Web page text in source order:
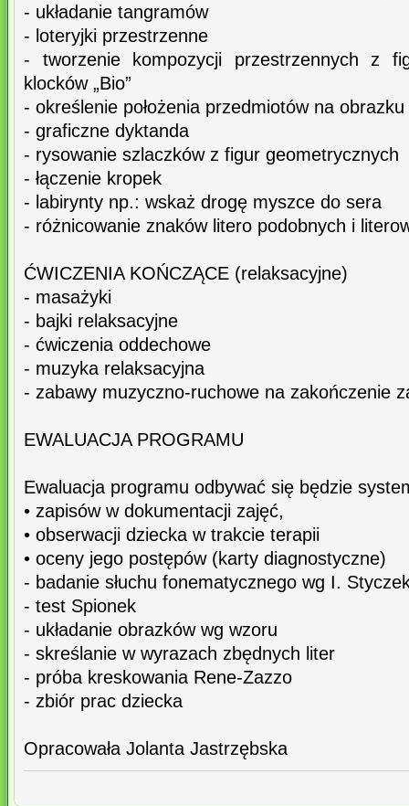
- układanie tangramów
- loteryjki przestrzenne
- tworzenie kompozycji przestrzennych z
klocków „Bio”
- określenie położenia przedmiotów na obrazku
- graficzne dyktanda
- rysowanie szlaczków z figur geometrycznych
- łączenie kropek
- labirynty np.: wskaż drogę myszce do sera
- różnicowanie znaków litero podobnych i
ĆWICZENIA KOŃCZĄCE (relaksacyjne)
- masażyki
- bajki relaksacyjne
- ćwiczenia oddechowe
- muzyka relaksacyjna
- zabawy muzyczno-ruchowe na zakończenie
EWALUACJA PROGRAMU
Ewaluacja programu odbywać się będzie
• zapisów w dokumentacji zajęć,
• obserwacji dziecka w trakcie terapii
• oceny jego postępów (karty diagnostyczne)
- badanie słuchu fonematycznego wg I.
- test Spionek
- układanie obrazków wg wzoru
- skreślanie w wyrazach zbędnych liter
- próba kreskowania Rene-Zazzo
- zbiór prac dziecka
Opracowała Jolanta Jastrzębska